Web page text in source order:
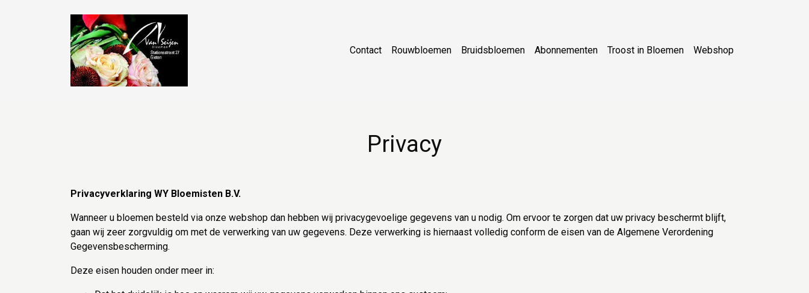
Contact Rouwbloemen Bruidsbloemen Abonnementen Troost in Bloemen Webshop
Privacy
Privacyverklaring WY Bloemisten B.V.
Wanneer u bloemen besteld via onze webshop dan hebben wij privacygevoelige gegevens van u nodig. Om ervoor te zorgen dat uw privacy beschermt blijft,
gaan wij zeer zorgvuldig om met de verwerking van uw gegevens. Deze verwerking is hiernaast volledig conform de eisen van de Algemene Verordening
Gegevensbescherming.
Deze eisen houden onder meer in: